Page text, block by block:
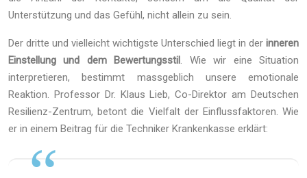
Unterstützung und das Gefühl, nicht allein zu sein.
Der dritte und vielleicht wichtigste Unterschied liegt in der inneren
Einstellung und dem Bewertungsstil. Wie wir eine Situation
interpretieren, bestimmt massgeblich unsere emotionale
Reaktion. Professor Dr. Klaus Lieb, Co-Direktor am Deutschen
Resilienz-Zentrum, betont die Vielfalt der Einflussfaktoren. Wie
er in einem Beitrag für die Techniker Krankenkasse erklärt: